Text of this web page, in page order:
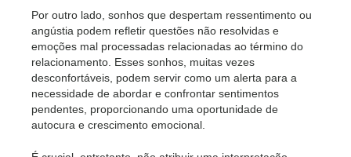
Por outro lado, sonhos que despertam ressentimento ou
angústia podem refletir questões não resolvidas e
emoções mal processadas relacionadas ao término do
relacionamento. Esses sonhos, muitas vezes
desconfortáveis, podem servir como um alerta para a
necessidade de abordar e confrontar sentimentos
pendentes, proporcionando uma oportunidade de
autocura e crescimento emocional.